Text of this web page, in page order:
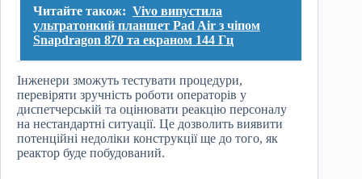
Читайте також: Vivo випустила
ультратонкий планшет Pad Air з чіпом
Snapdragon 870 та екраном 144 Гц
Інженери зможуть тестувати процедури,
перевіряти зручність роботи операторів у
диспетчерській та оцінювати реакцію персоналу
на нестандартні ситуації. Це дозволить виявити
потенційні недоліки конструкції ще до того, як
реактор буде побудований.